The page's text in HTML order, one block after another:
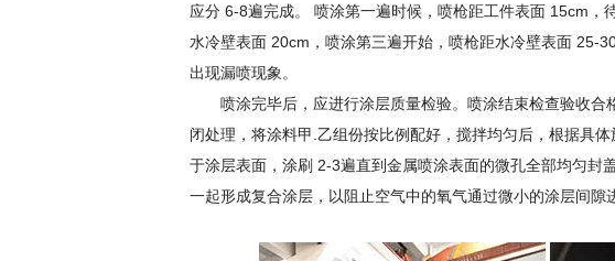
应分 6-8遍完成。 喷涂第一遍时候，喷枪距工件表面 15cm，
水冷壁表面 20cm，喷涂第三遍开始，喷枪距水冷壁表面 25-
出现漏喷现象。
喷涂完毕后，应进行涂层质量检验。喷涂结束检查验收合
闭处理，将涂料甲.乙组份按比例配好，搅拌均匀后，根据具
于涂层表面，涂刷 2-3遍直到金属喷涂表面的微孔全部均匀封
一起形成复合涂层，以阻止空气中的氧气通过微小的涂层间隙